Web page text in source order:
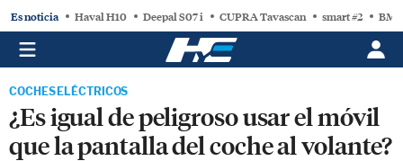
Es noticia Haval H10 Deepal S07 i CUPRA Tavascan smart #2
COCHES ELÉCTRICOS
¿Es igual de peligroso usar el móvil
que la pantalla del coche al volante?